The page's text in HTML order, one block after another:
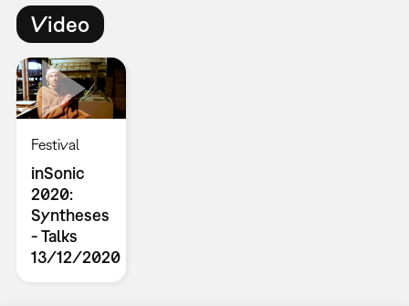
Video
Festival
inSonic
2020:
Syntheses
- Talks
13/12/2020